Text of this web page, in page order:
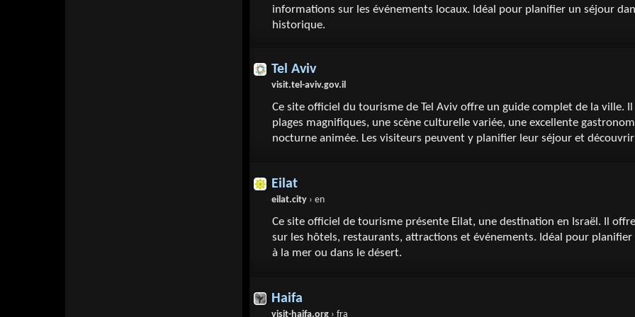
informations sur les événements locaux. Idéal pour planifier un séjour
historique.
Tel Aviv
visit.tel-aviv.gov.il
Ce site officiel du tourisme de Tel Aviv offre un guide complet de la ville.
plages magnifiques, une scène culturelle variée, une excellente
nocturne animée. Les visiteurs peuvent y planifier leur séjour et
Eilat
eilat.city › en
Ce site officiel de tourisme présente Eilat, une destination en Israël. Il
sur les hôtels, restaurants, attractions et événements. Idéal pour
à la mer ou dans le désert.
Haifa
visit-haifa.org › fra